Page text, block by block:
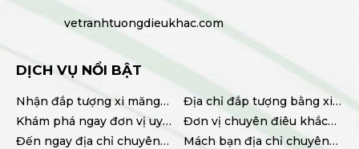
vetranhtuongdieukhac.com
DỊCH VỤ NỔI BẬT
Nhận đắp tượng xi măng
tại TPHCM chất lượng, giá
tốt
Địa chỉ đắp tượng bằng xi
măng uy tín, chất lượng
Khám phá ngay đơn vị uy
tín chuyên điêu khắc
Đơn vị chuyên điêu khắc
tượng xi măng chất lượng
Đến ngay địa chỉ chuyên
Mách bạn địa chỉ chuyên